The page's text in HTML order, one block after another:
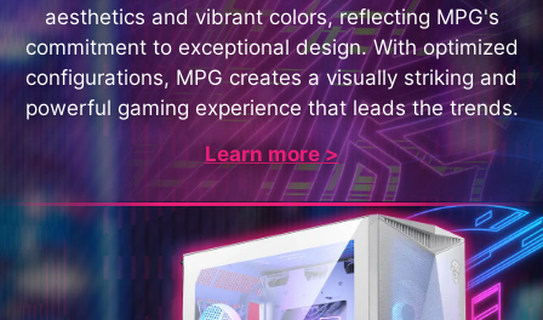
aesthetics and vibrant colors, reflecting MPG's
commitment to exceptional design. With optimized
configurations, MPG creates a visually striking and
powerful gaming experience that leads the trends.
Learn more >